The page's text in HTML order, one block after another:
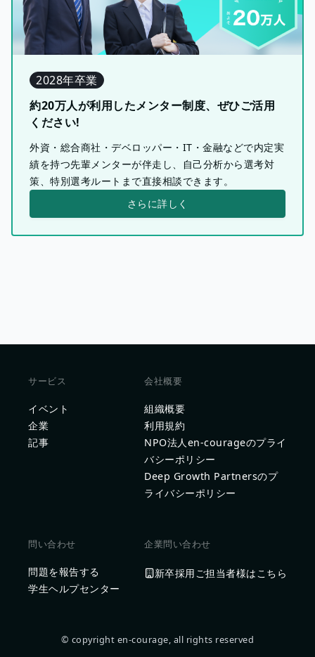
2028年卒業
約20万人が利用したメンター制度、ぜひご活用
ください!
外資・総合商社・デベロッパー・IT・金融などで内定実
績を持つ先輩メンターが伴走し、自己分析から選考対
策、特別選考ルートまで直接相談できます。
さらに詳しく
サービス
イベント
企業
記事
会社概要
組織概要
利用規約
NPO法人en-courageのプライ
バシーポリシー
Deep Growth Partnersのプ
ライバシーポリシー
問い合わせ
問題を報告する
学生ヘルプセンター
企業問い合わせ
新卒採用ご担当者様はこちら
© copyright en-courage, all rights reserved